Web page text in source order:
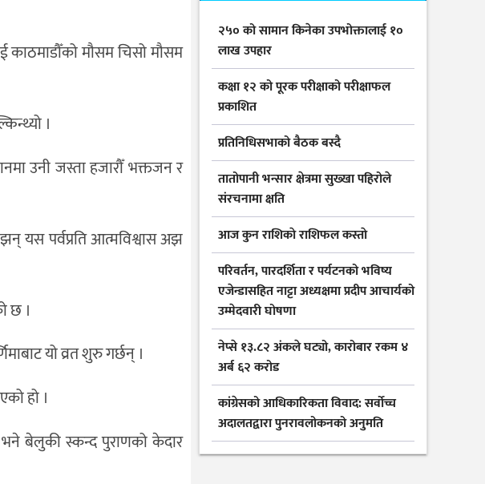
काठमाडौँको मौसम चिसो मौसम
।
उनी जस्ता हजारौँ भक्तजन र
यस पर्वप्रति आत्मविश्वास अझ
छ ।
यो व्रत शुरु गर्छन् ।
हो ।
भने बेलुकी स्कन्द पुराणको केदार
२५० को सामान किनेका उपभोक्तालाई १०
लाख उपहार
कक्षा १२ को पूरक परीक्षाको परीक्षाफल
प्रकाशित
प्रतिनिधिसभाको बैठक बस्दै
तातोपानी भन्सार क्षेत्रमा सुख्खा पहिरोले
संरचनामा क्षति
आज कुन राशिकाे राशिफल कस्ताे
परिवर्तन, पारदर्शिता र पर्यटनको भविष्य
एजेन्डासहित नाट्टा अध्यक्षमा प्रदीप आचार्यको
उम्मेदवारी घोषणा
नेप्से १३.८२ अंकले घट्यो, कारोबार रकम ४
अर्ब ६२ करोड
कांग्रेसको आधिकारिकता विवाद: सर्वोच्च
अदालतद्वारा पुनरावलोकनको अनुमति